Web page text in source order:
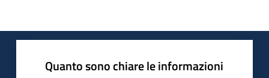
Quanto sono chiare le informazioni